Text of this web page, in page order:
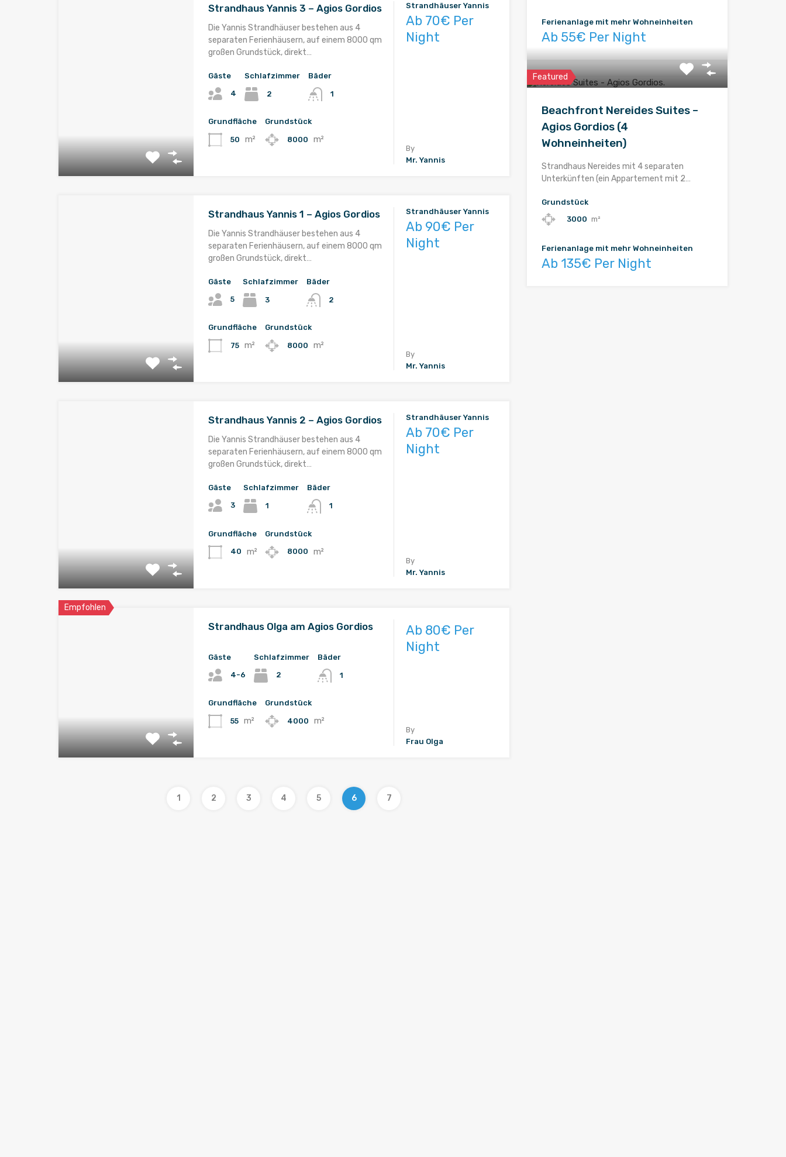
Strandhaus Yannis 3 – Agios Gordios
Die Yannis Strandhäuser bestehen aus 4
separaten Ferienhäusern, auf einem 8000 qm
großen Grundstück, direkt…
Gäste
4
Schlafzimmer
2
Bäder
1
Grundfläche
50 m²
Grundstück
8000 m²
Strandhäuser Yannis
Ab 70€ Per
Night
By
Mr. Yannis
Strandhaus Yannis 1 – Agios Gordios
Die Yannis Strandhäuser bestehen aus 4
separaten Ferienhäusern, auf einem 8000 qm
großen Grundstück, direkt…
Gäste
5
Schlafzimmer
3
Bäder
2
Grundfläche
75 m²
Grundstück
8000 m²
Strandhäuser Yannis
Ab 90€ Per
Night
By
Mr. Yannis
Strandhaus Yannis 2 – Agios Gordios
Die Yannis Strandhäuser bestehen aus 4
separaten Ferienhäusern, auf einem 8000 qm
großen Grundstück, direkt…
Gäste
3
Schlafzimmer
1
Bäder
1
Grundfläche
40 m²
Grundstück
8000 m²
Strandhäuser Yannis
Ab 70€ Per
Night
By
Mr. Yannis
Empfohlen
Strandhaus Olga am Agios Gordios
Gäste
4-6
Schlafzimmer
2
Bäder
1
Grundfläche
55 m²
Grundstück
4000 m²
Ab 80€ Per
Night
By
Frau Olga
1 2 3 4 5 6 7
Ferienanlage mit mehr Wohneinheiten
Ab 55€ Per Night
Featured
Beachfront Nereides Suites –
Agios Gordios (4
Wohneinheiten)
Strandhaus Nereides mit 4 separaten
Unterkünften (ein Appartement mit 2…
Grundstück
3000 m²
Ferienanlage mit mehr Wohneinheiten
Ab 135€ Per Night